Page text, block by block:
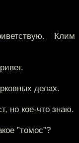
Клим
делах.
но кое-что знаю.
”томос”?